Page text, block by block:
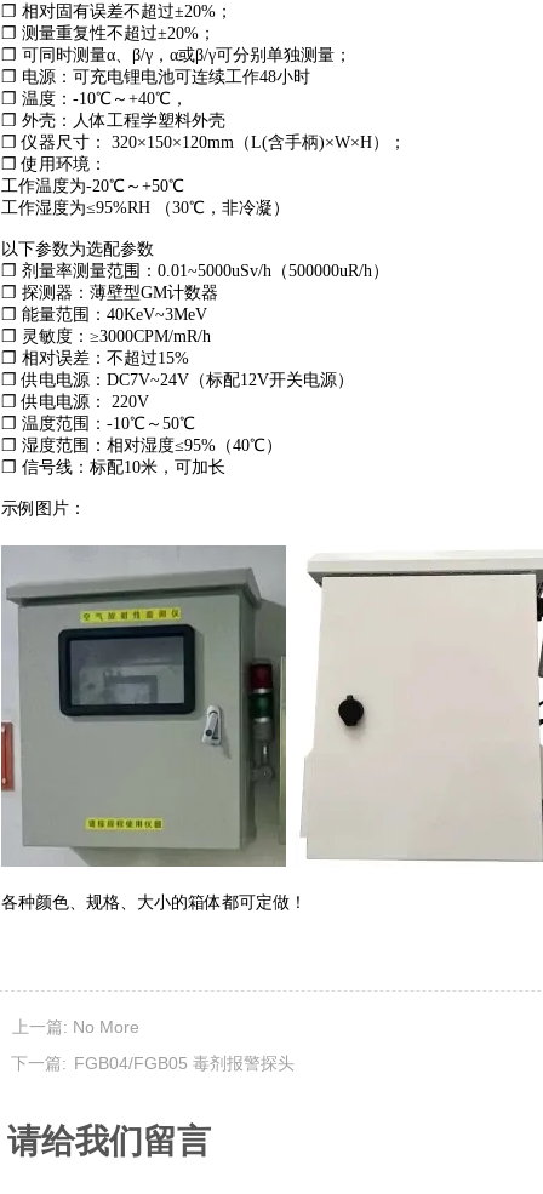
❐ 相对固有误差不超过±20%；
❐ 测量重复性不超过±20%；
❐ 可同时测量α、β/γ，α或β/γ可分别单独测量；
❐ 电源：可充电锂电池可连续工作48小时
❐ 温度：-10℃～+40℃，
❐ 外壳：人体工程学塑料外壳
❐ 仪器尺寸： 320×150×120mm（L(含手柄)×W×H）；
❐ 使用环境：
工作温度为-20℃～+50℃
工作湿度为≤95%RH （30℃，非冷凝）
以下参数为选配参数
❐ 剂量率测量范围：0.01~5000uSv/h（500000uR/h）
❐ 探测器：薄壁型GM计数器
❐ 能量范围：40KeV~3MeV
❐ 灵敏度：≥3000CPM/mR/h
❐ 相对误差：不超过15%
❐ 供电电源：DC7V~24V（标配12V开关电源）
❐ 供电电源： 220V
❐ 温度范围：-10℃～50℃
❐ 湿度范围：相对湿度≤95%（40℃）
❐ 信号线：标配10米，可加长
示例图片：
各种颜色、规格、大小的箱体都可定做！
上一篇: No More
下一篇: FGB04/FGB05 毒剂报警探头
请给我们留言